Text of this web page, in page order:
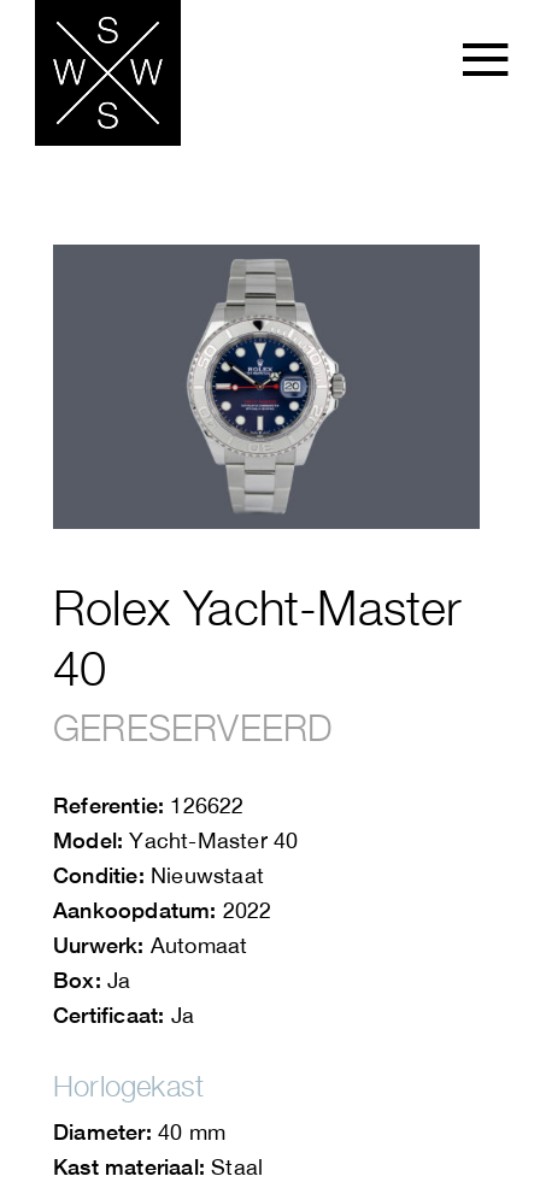
Rolex Yacht-Master
40
GERESERVEERD
Referentie: 126622
Model: Yacht-Master 40
Conditie: Nieuwstaat
Aankoopdatum: 2022
Uurwerk: Automaat
Box: Ja
Certificaat: Ja
Horlogekast
Diameter: 40 mm
Kast materiaal: Staal